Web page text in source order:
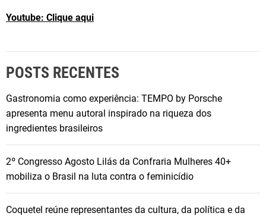
Youtube: Clique aqui
POSTS RECENTES
Gastronomia como experiência: TEMPO by Porsche
apresenta menu autoral inspirado na riqueza dos
ingredientes brasileiros
2º Congresso Agosto Lilás da Confraria Mulheres 40+
mobiliza o Brasil na luta contra o feminicídio
Coquetel reúne representantes da cultura, da política e da